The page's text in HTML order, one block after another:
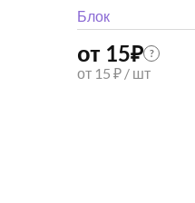
Блок
от 15₽ ?
от 15 ₽ / шт